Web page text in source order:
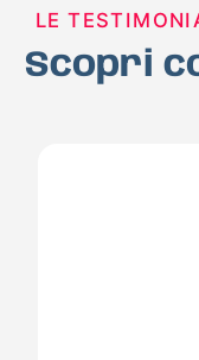
LE
Scopri